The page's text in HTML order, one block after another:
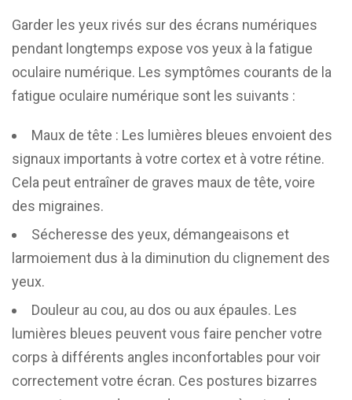
Garder les yeux rivés sur des écrans numériques
pendant longtemps expose vos yeux à la fatigue
oculaire numérique. Les symptômes courants de la
fatigue oculaire numérique sont les suivants :
Maux de tête : Les lumières bleues envoient des
signaux importants à votre cortex et à votre rétine.
Cela peut entraîner de graves maux de tête, voire
des migraines.
Sécheresse des yeux, démangeaisons et
larmoiement dus à la diminution du clignement des
yeux.
Douleur au cou, au dos ou aux épaules. Les
lumières bleues peuvent vous faire pencher votre
corps à différents angles inconfortables pour voir
correctement votre écran. Ces postures bizarres